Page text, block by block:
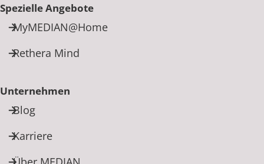
Spezielle Angebote
MyMEDIAN@Home
Rethera Mind
Unternehmen
Blog
Karriere